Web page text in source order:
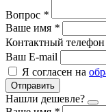
Вопрос *
Ваше имя *
Контактный телефон
Ваш E-mail
Я согласен на
Отправить
Нашли дешевле?